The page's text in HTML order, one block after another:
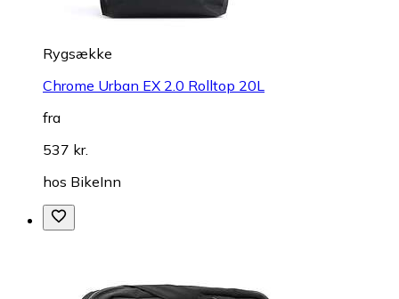
Rygsække
Chrome Urban EX 2.0 Rolltop 20L
fra
537 kr.
hos BikeInn